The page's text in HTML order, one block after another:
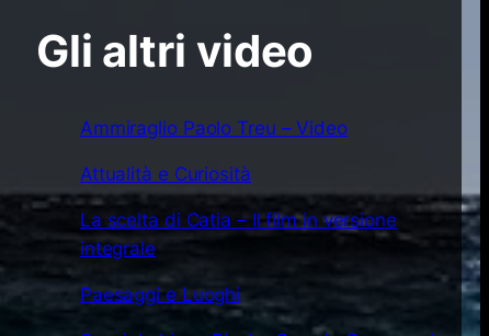
Gli altri video
Ammiraglio Paolo Treu – Video
Attualità e Curiosità
La scelta di Catia – Il film in versione
integrale
Paesaggi e Luoghi